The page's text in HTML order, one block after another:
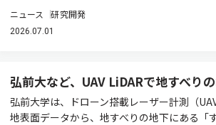
ニュース 研究開発
2026.07.01
弘前大など、UAV LiDARで地すべり
弘前大学は、ドローン搭載レーザー計測（
地表面データから、地すべりの地下にある「